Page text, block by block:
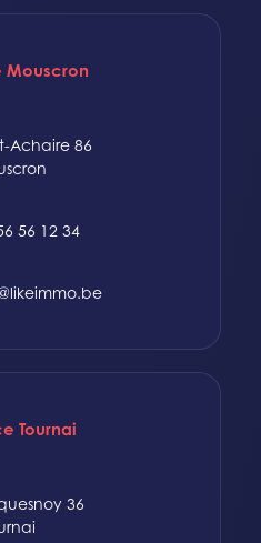
Mouscron
Achaire 86
56 12 34
Tournai
36